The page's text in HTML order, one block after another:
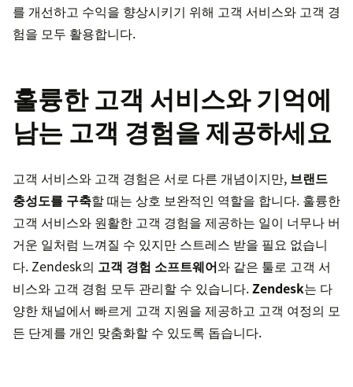
를 개선하고 수익을 향상시키기 위해 고객 서비스와 고객 경
험을 모두 활용합니다.
훌륭한 고객 서비스와 기억에
남는 고객 경험을 제공하세요
고객 서비스와 고객 경험은 서로 다른 개념이지만, 브랜드
충성도를 구축할 때는 상호 보완적인 역할을 합니다. 훌륭한
고객 서비스와 원활한 고객 경험을 제공하는 일이 너무나 버
거운 일처럼 느껴질 수 있지만 스트레스 받을 필요 없습니
다. Zendesk의 고객 경험 소프트웨어와 같은 툴로 고객 서
비스와 고객 경험 모두 관리할 수 있습니다.Zendesk는 다
양한 채널에서 빠르게 고객 지원을 제공하고 고객 여정의 모
든 단계를 개인 맞춤화할 수 있도록 돕습니다.